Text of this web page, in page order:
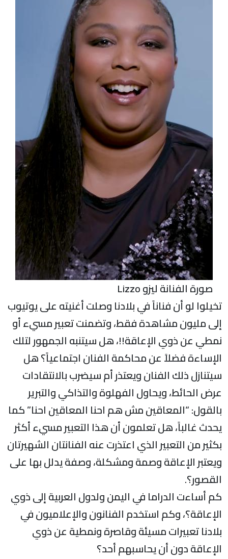
صورة الفنانة ليزو Lizzo
تخيلوا لو أن فناناً في بلادنا وصلت أغنيته على يوتيوب
إلى مليون مشاهدة فقط، وتضمنت تعبير مسيء أو
نمطي عن ذوي الإعاقة!!، هل سيتنبه الجمهور لتلك
الإساءة فضلاً عن محاكمة الفنان اجتماعياً؟ هل
سيتنازل ذلك الفنان ويعتذر أم سيضرب بالانتقادات
عرض الحائط، ويحاول الفهلوة والتذاكي والتبرير
بالقول: “المعاقين مش هم احنا المعاقين احنا” كما
يحدث غالباً، هل تعلمون أن هذا التعبير مسيء أكثر
بكثير من التعبير الذي اعتذرت عنه الفنانتان الشهيرتان
ويعتبر الإعاقة وصمة ومشكلة، وصفة يدلل بها على
القصور؟.
كم أساءت الدراما في اليمن ولدول العربية إلى ذوي
الإعاقة؟، وكم استخدم الفنانون والإعلاميون في
بلادنا تعبيرات مسيئة وقاصرة ونمطية عن ذوي
الإعاقة دون أن يحاسبهم أحد؟